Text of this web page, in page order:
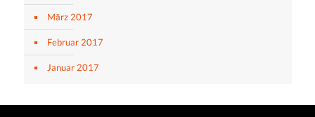
März 2017
Februar 2017
Januar 2017